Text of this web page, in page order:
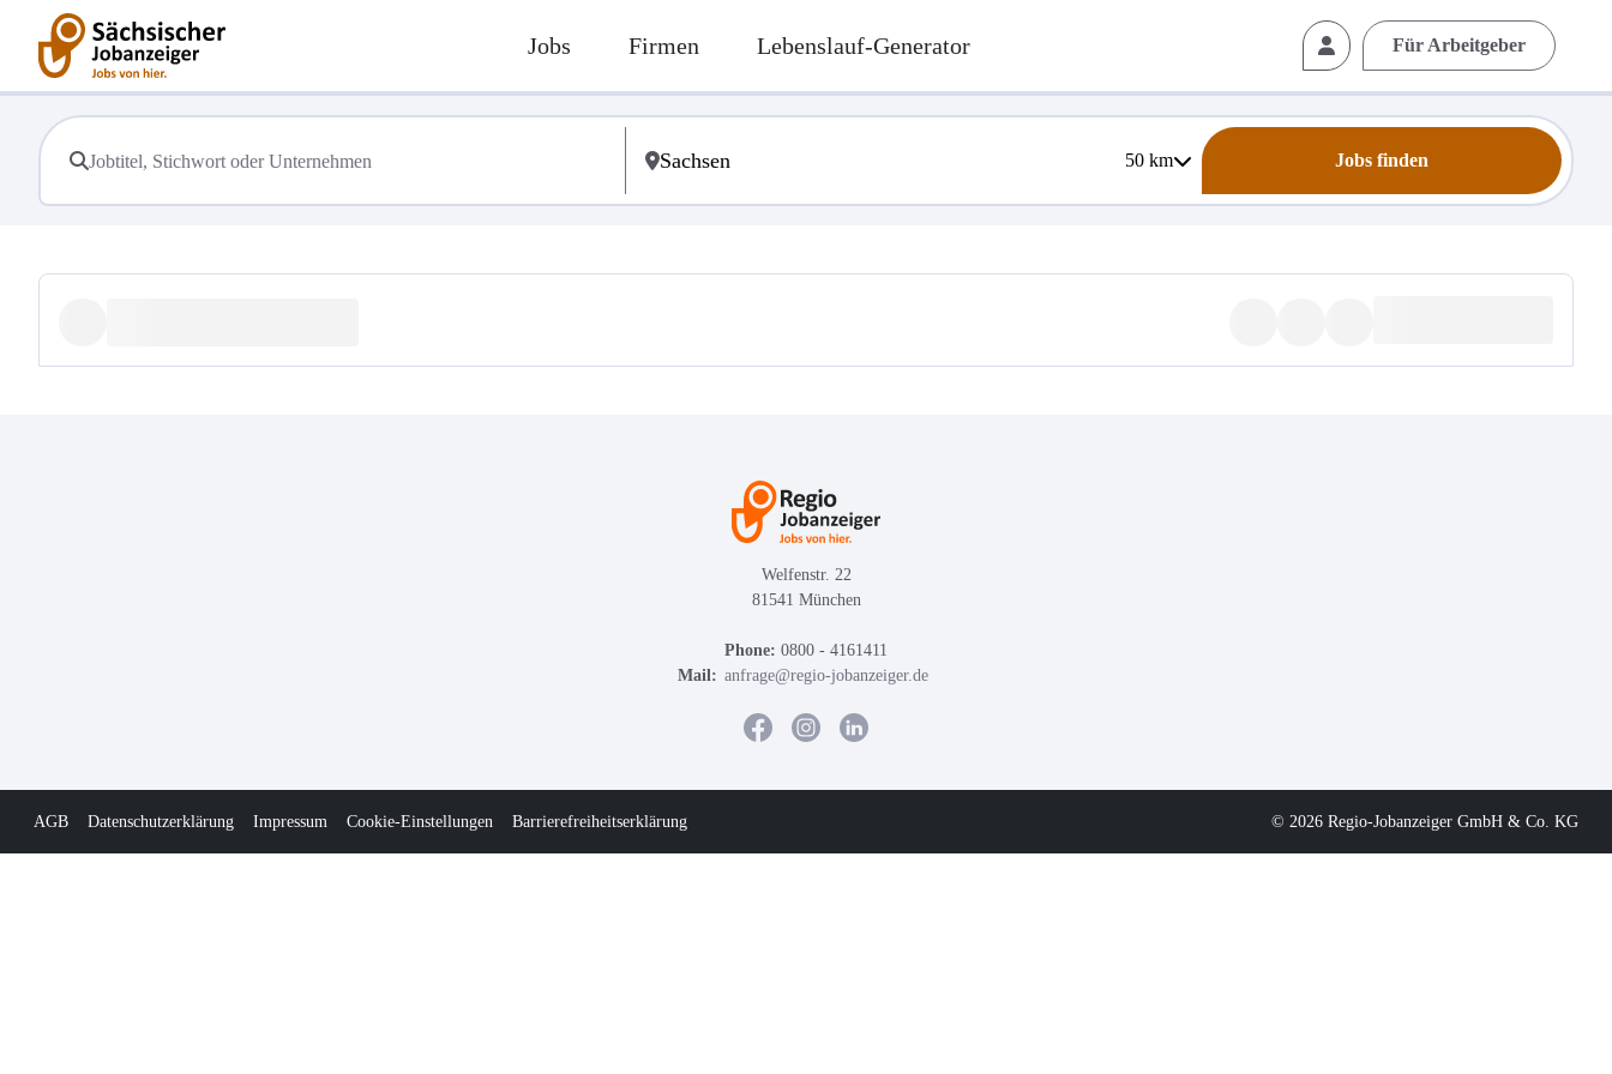
Jobs Firmen Lebenslauf-Generator Für Arbeitgeber
50km Jobs finden
Welfenstr. 22
81541 München
Phone: 0800 - 4161411
Mail: anfrage@regio-jobanzeiger.de
AGB Datenschutzerklärung Impressum Cookie-Einstellungen Barrierefreiheitserklärung © 2026 Regio-Jobanzeiger GmbH & Co. KG